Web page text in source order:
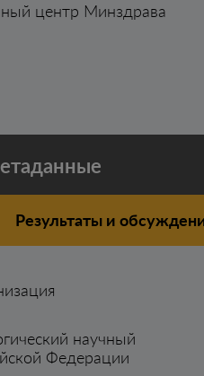
центр Минздрава
Результаты и
научный
Федерации